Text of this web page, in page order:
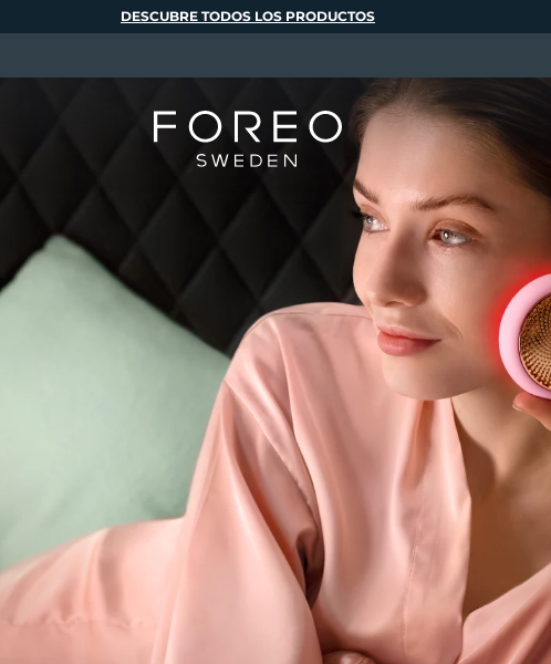
DESCUBRE TODOS LOS PRODUCTOS